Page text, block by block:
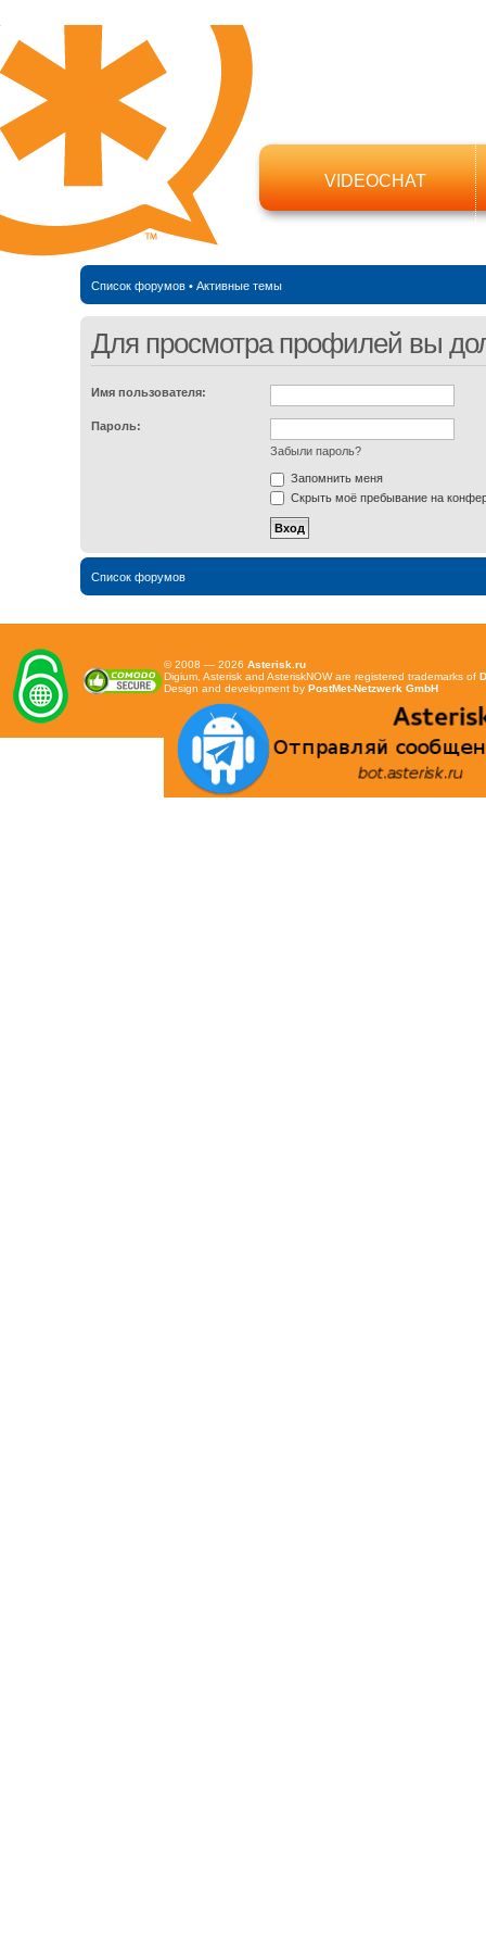
VIDEOCHAT
Список форумов• Активные темы
Для просмотра профилей вы
Имя пользователя:
Пароль:
Забыли пароль?
Запомнить меня
Скрыть моё пребывание на
Список форумов
© 2008 — 2026 Asterisk.ru
Digium, Asterisk and AsteriskNOW are registered trademarks of
Design and development by PostMet-Netzwerk GmbH